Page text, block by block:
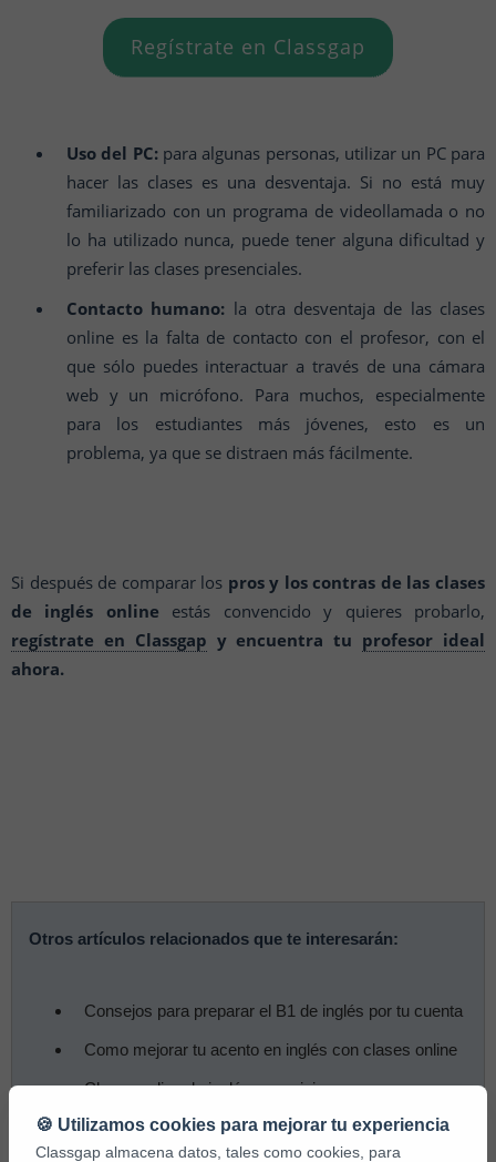
Regístrate en Classgap
Uso del PC:para algunas personas, utilizar un PC para
hacer las clases es una desventaja. Si no está muy
familiarizado con un programa de videollamada o no
lo ha utilizado nunca, puede tener alguna dificultad y
preferir las clases presenciales.
Contacto humano: la otra desventaja de las clases
online es la falta de contacto con el profesor, con el
que sólo puedes interactuar a través de una cámara
web y un micrófono. Para muchos, especialmente
para los estudiantes más jóvenes, esto es un
problema, ya que se distraen más fácilmente.
Si después de comparar los pros y los contras de las clases
de inglés online estás convencido y quieres probarlo,
regístrate en Classgap y encuentra tu profesor ideal
ahora.
Otros artículos relacionados que te interesarán:
Consejos para preparar el B1 de inglés por tu cuenta
Como mejorar tu acento en inglés con clases online
Clases online de inglés para viajar
Mejora tu media con clases de inglés online
🍪 Utilizamos cookies para mejorar tu experiencia
Classgap almacena datos, tales como cookies, para